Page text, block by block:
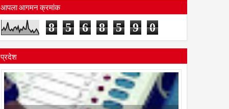
आपला आगमन क्रमांक
8 5 6 8 5 9 0
प्रदेश